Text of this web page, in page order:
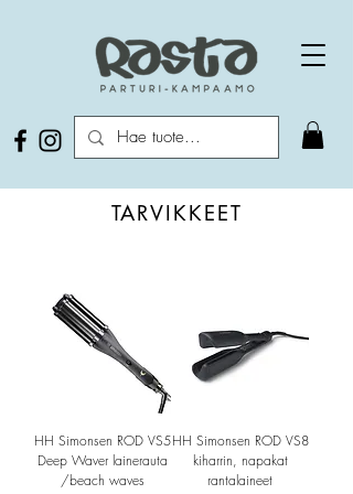
TARVIKKEET
HH Simonsen ROD VS5
Deep Waver lainerauta
/beach waves
HH Simonsen ROD VS8
kiharrin, napakat
rantalaineet